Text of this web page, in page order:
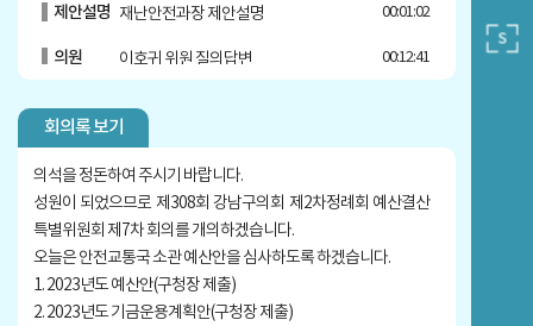
제안설명 재난안전과장 제안설명 00:01:02
의원 이호귀 위원 질의답변 00:12:41
복진경 위원 질의답변
의원 강을석 부위원장 질의답변 00:26:00
의원 손민기 위원 질의답변 00:37:00
의원 박다미 위원 질의답변
의원 복진경 위원 질의답변
회의록 보기
의석을 정돈하여 주시기 바랍니다.
성원이 되었으므로 제308회 강남구의회 제2차정례회 예산결산
특별위원회 제7차 회의를 개의하겠습니다.
오늘은 안전교통국 소관 예산안을 심사하도록 하겠습니다.
1. 2023년도 예산안(구청장 제출)
2. 2023년도 기금운용계획안(구청장 제출)